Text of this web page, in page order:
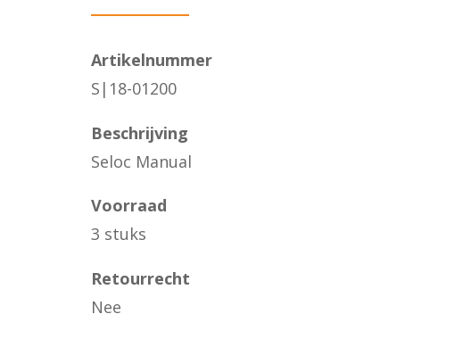
Artikelnummer
S|18-01200
Beschrijving
Seloc Manual
Voorraad
3 stuks
Retourrecht
Nee